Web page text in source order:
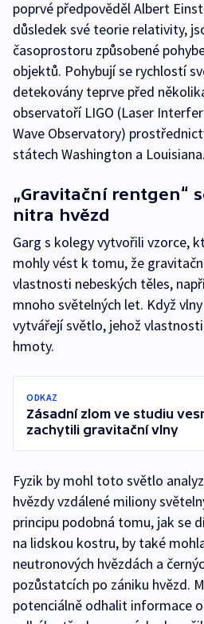
poprvé předpověděl Albert
důsledek své teorie relativity,
časoprostoru způsobené
objektů. Pohybují se rychlostí
detekovány teprve před
observatoří LIGO (Laser
Wave Observatory)
státech Washington a Louisiana.
„Gravitační rentgen“
nitra hvězd
Garg s kolegy vytvořili vzorce,
mohly vést k tomu, že
vlastnosti nebeských těles,
mnoho světelných let. Když
vytvářejí světlo, jehož
hmoty.
ODKAZ
Zásadní zlom ve studiu
zachytili gravitační vlny
Fyzik by mohl toto světlo
hvězdy vzdálené miliony
principu podobná tomu, jak se
na lidskou kostru, by také
neutronových hvězdách a
pozůstatcích po zániku hvězd.
potenciálně odhalit informace